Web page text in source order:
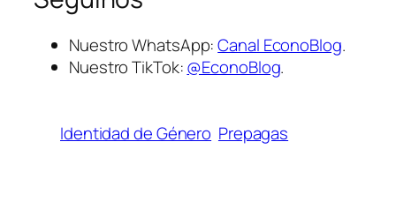
Nuestro WhatsApp:Canal EconoBlog.
Nuestro TikTok:@EconoBlog.
Identidad de Género Prepagas